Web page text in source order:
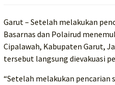
Garut – Setelah melakukan
Basarnas dan Polairud
Cipalawah, Kabupaten Garut,
tersebut langsung dievakuasi
“Setelah melakukan pencarian